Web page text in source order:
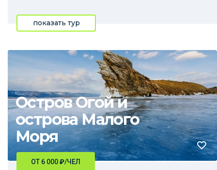
показать тур
Остров Огой и
острова Малого
Моря
ОТ 6 000₽/ЧЕЛ